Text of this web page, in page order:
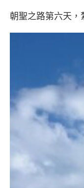
朝聖之路第六天，